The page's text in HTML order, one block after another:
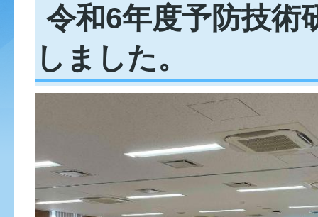
令和6年度予防技術
しました。